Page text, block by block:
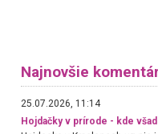
Najnovšie
25.07.2026, 11:14
Hojdačky v prírode - kde